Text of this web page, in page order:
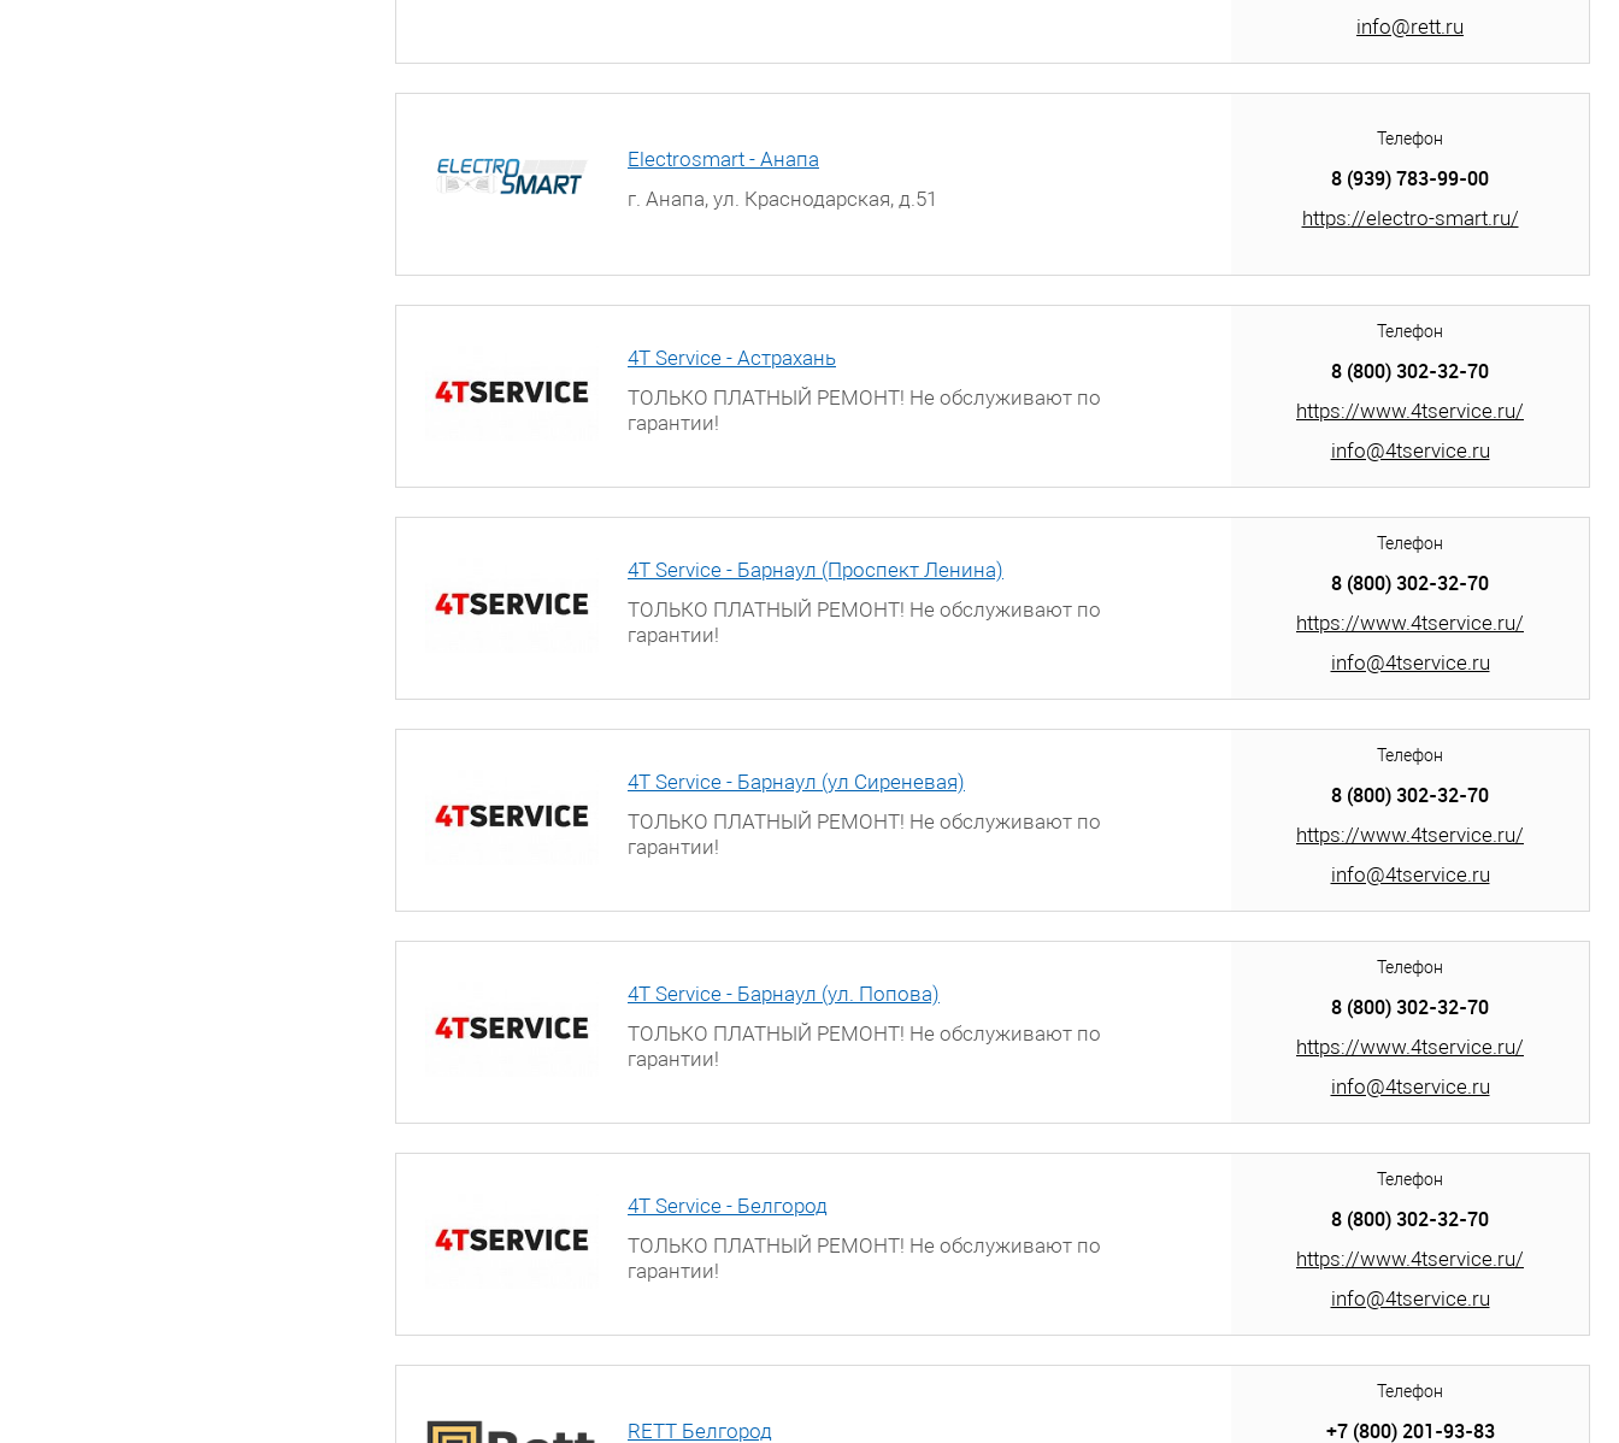
info@rett.ru
Electrosmart - Анапа
г. Анапа, ул. Краснодарская, д.51
Телефон
8 (939) 783-99-00
https://electro-smart.ru/
4T Service - Астрахань
ТОЛЬКО ПЛАТНЫЙ РЕМОНТ! Не обслуживают по
гарантии!
Телефон
8 (800) 302-32-70
https://www.4tservice.ru/
info@4tservice.ru
4T Service - Барнаул (Проспект Ленина)
ТОЛЬКО ПЛАТНЫЙ РЕМОНТ! Не обслуживают по
гарантии!
Телефон
8 (800) 302-32-70
https://www.4tservice.ru/
info@4tservice.ru
4T Service - Барнаул (ул Сиреневая)
ТОЛЬКО ПЛАТНЫЙ РЕМОНТ! Не обслуживают по
гарантии!
Телефон
8 (800) 302-32-70
https://www.4tservice.ru/
info@4tservice.ru
4T Service - Барнаул (ул. Попова)
ТОЛЬКО ПЛАТНЫЙ РЕМОНТ! Не обслуживают по
гарантии!
Телефон
8 (800) 302-32-70
https://www.4tservice.ru/
info@4tservice.ru
4T Service - Белгород
ТОЛЬКО ПЛАТНЫЙ РЕМОНТ! Не обслуживают по
гарантии!
Телефон
8 (800) 302-32-70
https://www.4tservice.ru/
info@4tservice.ru
RETT Белгород
Телефон
+7 (800) 201-93-83